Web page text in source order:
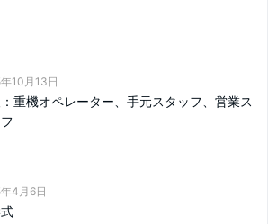
10月13日
重機オペレーター、手元スタッフ、営業ス
4月6日